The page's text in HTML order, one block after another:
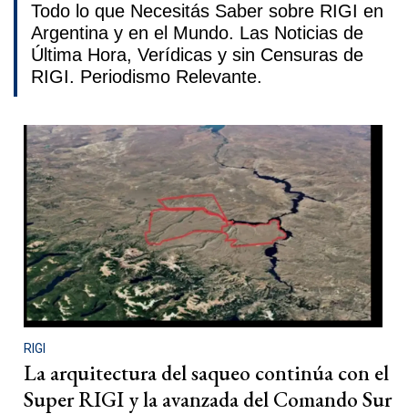
Todo lo que Necesitás Saber sobre RIGI en
Argentina y en el Mundo. Las Noticias de
Última Hora, Verídicas y sin Censuras de
RIGI. Periodismo Relevante.
RIGI
La arquitectura del saqueo continúa con el
Super RIGI y la avanzada del Comando Sur